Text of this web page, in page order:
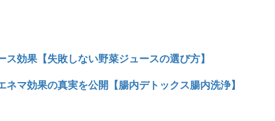
ス効果【失敗しない野菜ジュースの選び方】
ネマ効果の真実を公開【腸内デトックス腸内洗浄】